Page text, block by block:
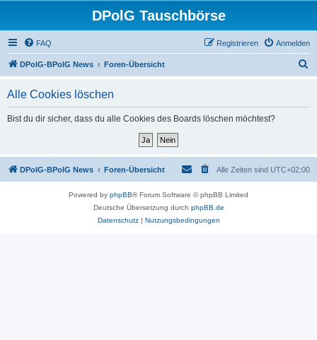
DPolG Tauschbörse
FAQ Anmelden
Registrieren
DPolG-BPolG News Foren-Übersicht
Alle Cookies löschen
Bist du dir sicher, dass du alle Cookies des Boards löschen möchtest?
DPolG-BPolG News Foren-Übersicht Alle Zeiten sind UTC+02:00
Powered by phpBB® Forum Software © phpBB Limited
Deutsche Übersetzung durch phpBB.de
Datenschutz| Nutzungsbedingungen